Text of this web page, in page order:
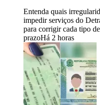
Entenda quais
impedir serviços do
para corrigir cada tipo
prazoHá 2 horas